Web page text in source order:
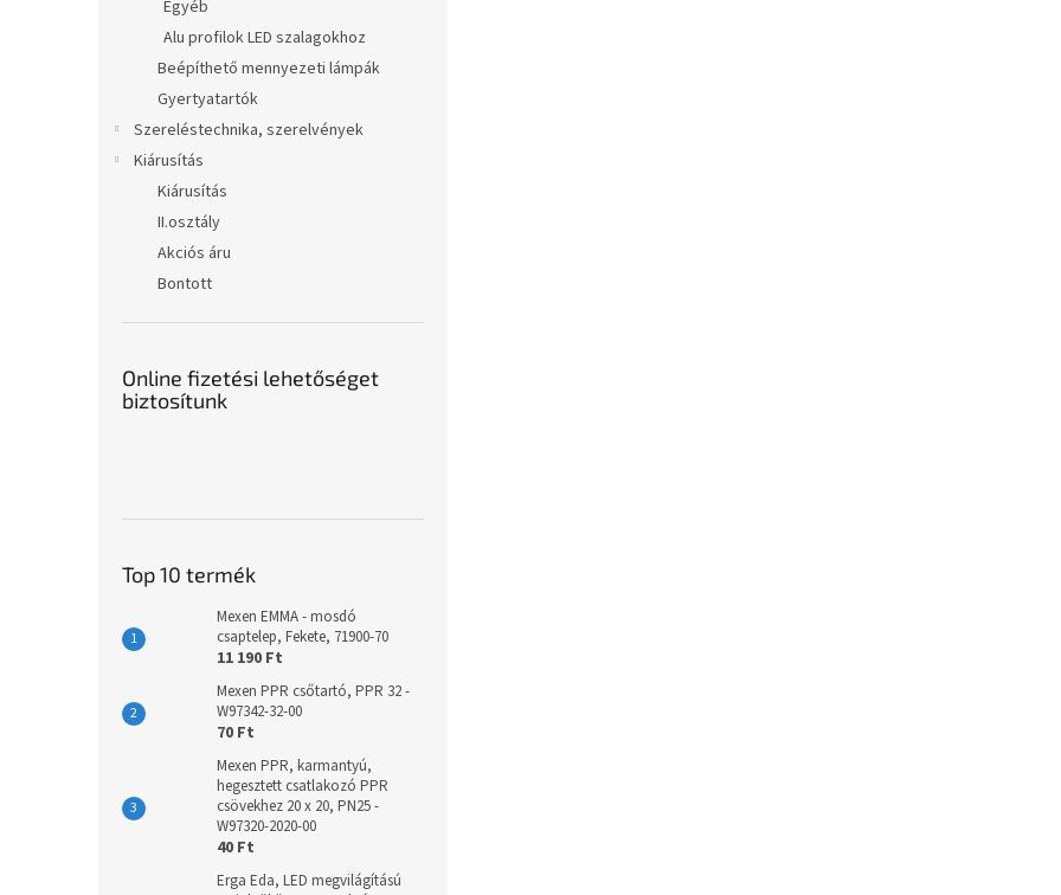
Egyéb
Alu profilok LED szalagokhoz
Beépíthető mennyezeti lámpák
Gyertyatartók
Szereléstechnika, szerelvények
Kiárusítás
Kiárusítás
II.osztály
Akciós áru
Bontott
Online fizetési lehetőséget
biztosítunk
Top 10 termék
Mexen EMMA - mosdó
csaptelep, Fekete, 71900-70
11 190 Ft
Mexen PPR csőtartó, PPR 32 -
W97342-32-00
70 Ft
Mexen PPR, karmantyú,
hegesztett csatlakozó PPR
csövekhez 20 x 20, PN25 -
W97320-2020-00
40 Ft
Erga Eda, LED megvilágítású